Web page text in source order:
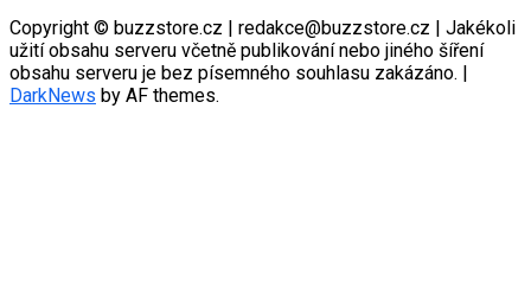
Copyright © buzzstore.cz | redakce@buzzstore.cz | Jakékoli
užití obsahu serveru včetně publikování nebo jiného šíření
obsahu serveru je bez písemného souhlasu zakázáno.
DarkNews by AF themes.